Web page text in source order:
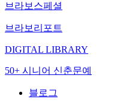
브라보스페셜
브라보리포트
DIGITAL LIBRARY
50+ 시니어 신춘문예
블로그